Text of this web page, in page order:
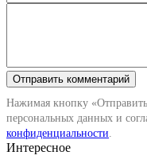
Нажимая кнопку
персональных данных и
конфиденциальности.
Интересное